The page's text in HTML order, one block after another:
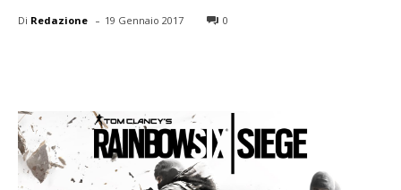
Di Redazione - 19 Gennaio 2017 0